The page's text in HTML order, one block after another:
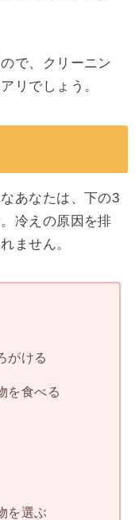
で、クリーニン
リでしょう。
あなたは、下の3
冷えの原因を排
ません。
がける
を食べる
を選ぶ